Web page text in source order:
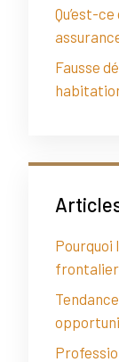
Qu’est-
Fausse
Pourquoi